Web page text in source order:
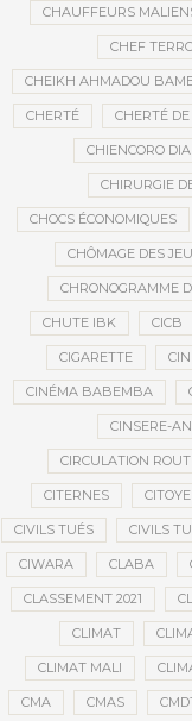
CHAUFFEURS
CHEF
CHEIKH AHMADOU
CHERTÉ CHERTÉ
CHIENCORO
CHIRURGIE
CHOCS ÉCONOMIQUES
CHÔMAGE DES
CHRONOGRAMME
CHUTE IBK CICB
CIGARETTE
CINÉMA BABEMBA
CINSERE-
CIRCULATION
CITERNES
CIVILS TUÉS CIVILS
CIWARA CLABA
CLASSEMENT 2021
CLIMAT
CLIMAT MALI
CMA CMAS